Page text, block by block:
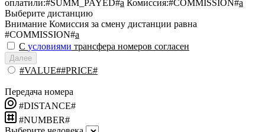
оплатили:#SUMM_PAYED#a Комиссия:#COMMISSION#a
Выберите дистанцию
Внимание Комиссия за смену дистанции равна
#COMMISSION#a
С условиями трансфера номеров согласен
Далее
#VALUE##PRICE#
Передача номера
#DISTANCE#
#NUMBER#